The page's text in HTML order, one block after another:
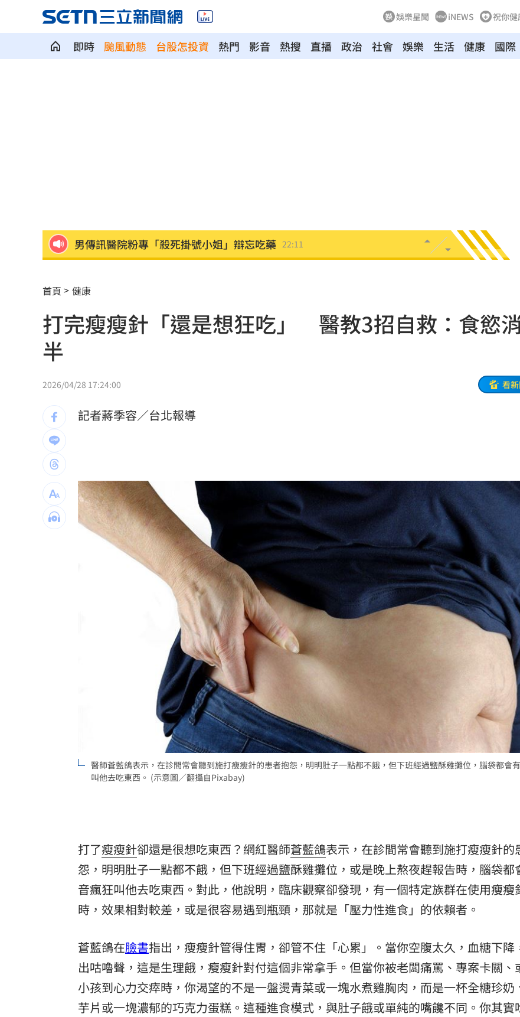
娛樂星聞 iNEWS 祝你健
即時 颱風動態 台股怎投資 熱門 影音 熱搜 直播 政治 社會 娛樂 生活 健康 國際
晚飯煮太慢！婦遭小叔斬首 頭掛樹上示警 22:07
腦瘤手術醫誤切正常組織 女無法自主呼吸
人妻被嫌上菜慢 遭毒癮小叔斧砍死頭掛樹
以為益生菌護腎 他餐餐泡菜2週後險洗腎
白海豚暴風圈縮小！氣象署揭「降雨熱區」
新／新竹宣布！五峰尖石8校明停課但上班 21:20
HIGHLIGHT掀回憶殺 擔心後輩太帥壓力大 21:12
狂冒百顆紅疹非毛囊炎！醫診斷出罕見疾病 21:10
颱風還沒到！基隆爆海水倒灌 商家超哀怨
颱風假宣布了 明「新竹縣8校」停課不停班 21:04
20:31
LIVE三立+24小時直播 15:27
三立iNEWS新聞台線上直播 18:00
商場戰國來臨 台中「頂奢大道」逐漸成形
台彩父親節推新刮刮樂千萬頭獎超「爸」氣 12:00
「拍片人的多重宇宙」職涯論壇9/12登場！ 10:30
8國球員齊聚高雄 Formosa 7s掀足球熱潮
首頁 健康
打完瘦瘦針「還是想狂吃」 醫教3招自救：食慾
半
2026/04/28 17:24:00 看
記者蔣季容／台北報導
醫師蒼藍鴿表示，在診間常會聽到施打瘦瘦針的患者抱怨，明明肚子一點都不餓，但下班經過鹽酥雞攤位，腦袋都會
叫他去吃東西。 (示意圖／翻攝自Pixabay)
打了瘦瘦針卻還是很想吃東西？網紅醫師蒼藍鴿表示，在診間常會聽到施打瘦瘦針的
怨，明明肚子一點都不餓，但下班經過鹽酥雞攤位，或是晚上熬夜趕報告時，腦袋都
音瘋狂叫他去吃東西。對此，他說明，臨床觀察卻發現，有一個特定族群在使用瘦瘦
時，效果相對較差，或是很容易遇到瓶頸，那就是「壓力性進食」的依賴者。
蒼藍鴿在臉書指出，瘦瘦針管得住胃，卻管不住「心累」。當你空腹太久，血糖下降
出咕嚕聲，這是生理餓，瘦瘦針對付這個非常拿手。但當你被老闆痛罵、專案卡關、
小孩到心力交瘁時，你渴望的不是一盤燙青菜或一塊水煮雞胸肉，而是一杯全糖珍奶
芋片或一塊濃郁的巧克力蛋糕。這種進食模式，與肚子餓或單純的嘴饞不同。你其實